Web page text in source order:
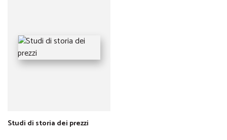
Studi di storia dei prezzi